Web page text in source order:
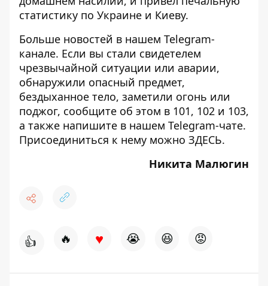
статистику по Украине и Киеву.
Больше новостей в нашем Telegram-
канале. Если вы стали свидетелем
чрезвычайной ситуации или аварии,
обнаружили опасный предмет,
бездыханное тело, заметили огонь или
поджог, сообщите об этом в 101, 102 и 103,
а также напишите в нашем Telegram-чате.
Присоединиться к нему можно ЗДЕСЬ.
Никита Малюгин
👍 🔥 ♥ 😭 😆 😡